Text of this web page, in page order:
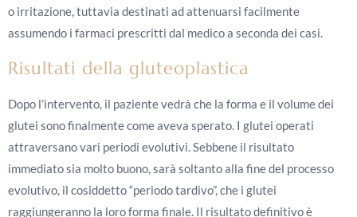
o irritazione, tuttavia destinati ad attenuarsi facilmente
assumendo i farmaci prescritti dal medico a seconda dei casi.
Risultati della gluteoplastica
Dopo l’intervento, il paziente vedrà che la forma e il volume dei
glutei sono finalmente come aveva sperato. I glutei operati
attraversano vari periodi evolutivi. Sebbene il risultato
immediato sia molto buono, sarà soltanto alla fine del processo
evolutivo, il cosiddetto “periodo tardivo”, che i glutei
raggiungeranno la loro forma finale. Il risultato definitivo è